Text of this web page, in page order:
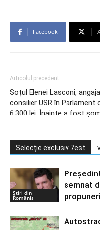
Facebook X
Articolul precedent
Soțul Elenei Lasconi,
consilier USR în Parlament
6.300 lei. Înainte a fost
Selecție exclusiv 7est
Știri din
România
semnat